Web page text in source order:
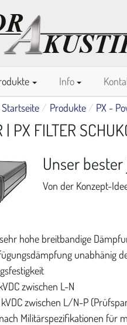
Info
Startseite Produkte PX -
| PX FILTER
Unser
Von der Konzept-
hohe breitbandige
unabhänig
zwischen L-N
zwischen L/N-P
Militärspezifikationen für